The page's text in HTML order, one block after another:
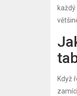
každý
Když